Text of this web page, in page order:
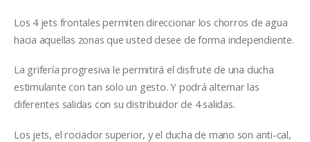
Los 4 jets frontales permiten direccionar los chorros de agua
hacia aquellas zonas que usted desee de forma independiente.
La grifería progresiva le permitirá el disfrute de una ducha
estimulante con tan solo un gesto. Y podrá alternar las
diferentes salidas con su distribuidor de 4 salidas.
Los jets, el rociador superior, y el ducha de mano son anti-cal,